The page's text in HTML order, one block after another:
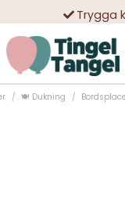
Trygga
🍽️ Dukning